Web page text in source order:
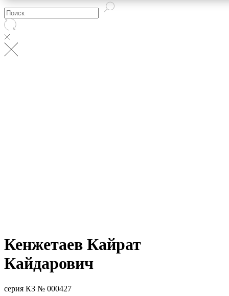
Кенжетаев Кайрат
Кайдарович
серия КЗ № 000427